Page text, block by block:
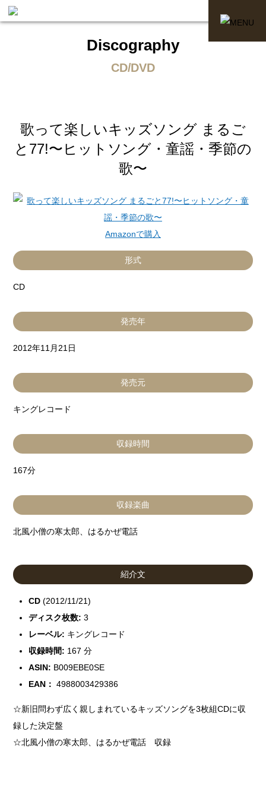
Discography
CD/DVD
歌って楽しいキッズソング まるご
と77!〜ヒットソング・童謡・季節の
歌〜
Amazonで購入
形式
CD
発売年
2012年11月21日
発売元
キングレコード
収録時間
167分
収録楽曲
北風小僧の寒太郎、はるかぜ電話
紹介文
CD (2012/11/21)
ディスク枚数: 3
レーベル: キングレコード
収録時間: 167 分
ASIN: B009EBE0SE
EAN：4988003429386
☆新旧問わず広く親しまれているキッズソングを3枚組CDに収
録した決定盤
☆北風小僧の寒太郎、はるかぜ電話 収録